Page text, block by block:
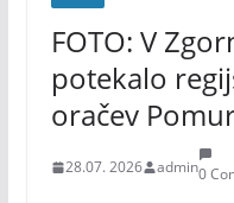
FOTO: V
potekalo
oračev
28.07. 2026 admin0